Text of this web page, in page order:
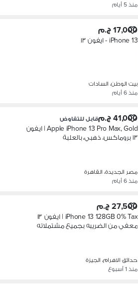
منذ 5 أيام
17,000 ج.م
iPhone 13 - ايفون ١٣
بيت الوطن، السادات
منذ 6 أيام
41,000 ج.م قابل للتفاوض
Apple iPhone 13 Pro Max, Gold | ايفون
١٣ بروماكس، ذهبي، بالعلبة
مصر الجديدة، القاهرة
منذ 6 أيام
27,500 ج.م
iPhone 13 128GB 0% Tax | ايفون ١٣
معفي من الضريبه بجميع مشتملاته
حدائق الاهرام، الجيزة
منذ 1 أسبوع